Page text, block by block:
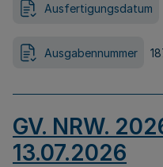
Ausfertigungsdatum
Ausgabennummer
GV. NRW.
13.07.2026